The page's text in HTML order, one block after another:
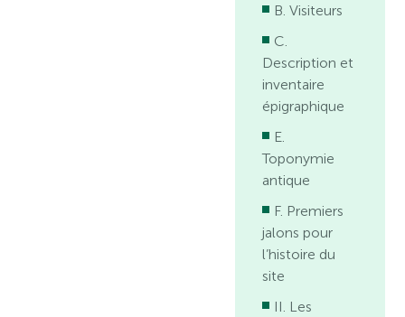
B. Visiteurs
C.
Description et
inventaire
épigraphique
E.
Toponymie
antique
F. Premiers
jalons pour
l’histoire du
site
II. Les